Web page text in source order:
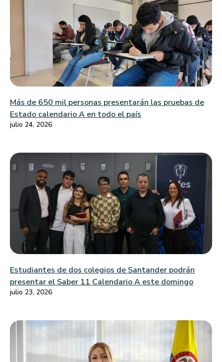
Más de 650 mil personas presentarán las pruebas de
Estado calendario A en todo el país
julio 24, 2026
Estudiantes de dos colegios de Santander podrán
presentar el Saber 11 Calendario A este domingo
julio 23, 2026